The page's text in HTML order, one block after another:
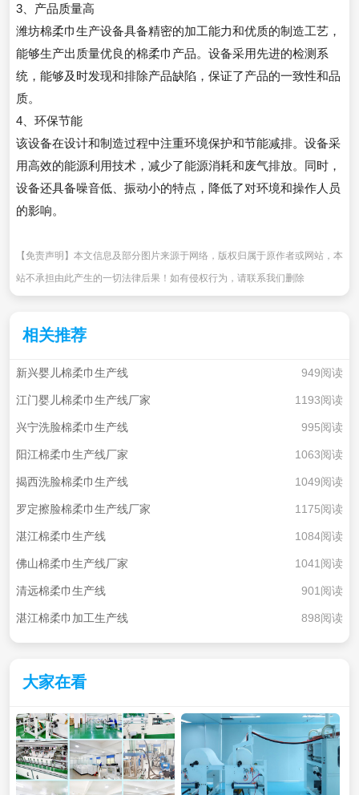
3、产品质量高
潍坊棉柔巾生产设备具备精密的加工能力和优质的制造工艺，
能够生产出质量优良的棉柔巾产品。设备采用先进的检测系
统，能够及时发现和排除产品缺陷，保证了产品的一致性和品
质。
4、环保节能
该设备在设计和制造过程中注重环境保护和节能减排。设备采
用高效的能源利用技术，减少了能源消耗和废气排放。同时，
设备还具备噪音低、振动小的特点，降低了对环境和操作人员
的影响。
【免责声明】本文信息及部分图片来源于网络，版权归属于原作者或网站，本
站不承担由此产生的一切法律后果！如有侵权行为，请联系我们删除
相关推荐
新兴婴儿棉柔巾生产线 949阅读
江门婴儿棉柔巾生产线厂家 1193阅读
兴宁洗脸棉柔巾生产线 995阅读
阳江棉柔巾生产线厂家 1063阅读
揭西洗脸棉柔巾生产线 1049阅读
罗定擦脸棉柔巾生产线厂家 1175阅读
湛江棉柔巾生产线 1084阅读
佛山棉柔巾生产线厂家 1041阅读
清远棉柔巾生产线 901阅读
湛江棉柔巾加工生产线 898阅读
大家在看